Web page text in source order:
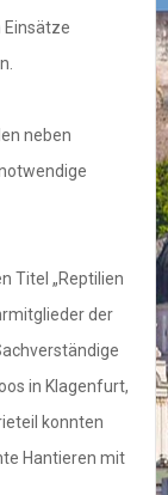
Einsätze
neben
Titel „Reptilien
der
in Klagenfurt,
konnten
Hantieren mit